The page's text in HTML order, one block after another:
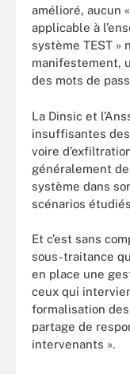
amélioré, aucun
applicable à
système TEST »
manifestement,
des mots de
La Dinsic et
insuffisantes
voire
généralement
système dans
scénarios
Et c’est sans
sous-traitance
en place une
ceux qui
formalisation
partage de
intervenants ».